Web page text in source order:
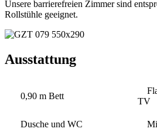
Unsere barrierefreien Zimmer sind
Rollstühle geeignet.
Ausstattung
0,90 m Bett
TV
Dusche und WC